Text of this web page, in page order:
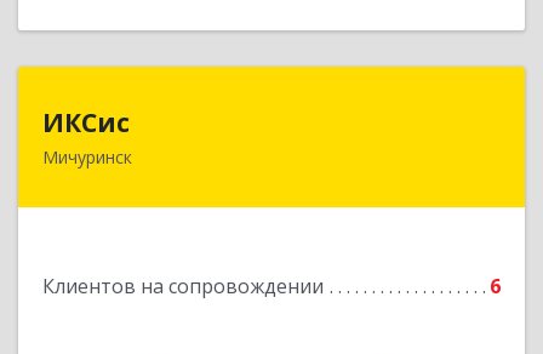
ИКСис
Мичуринск
Клиентов на сопровождении 6